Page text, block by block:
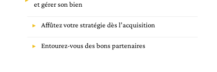
et gérer son bien
Affûtez votre stratégie dès l’acquisition
Entourez-vous des bons partenaires